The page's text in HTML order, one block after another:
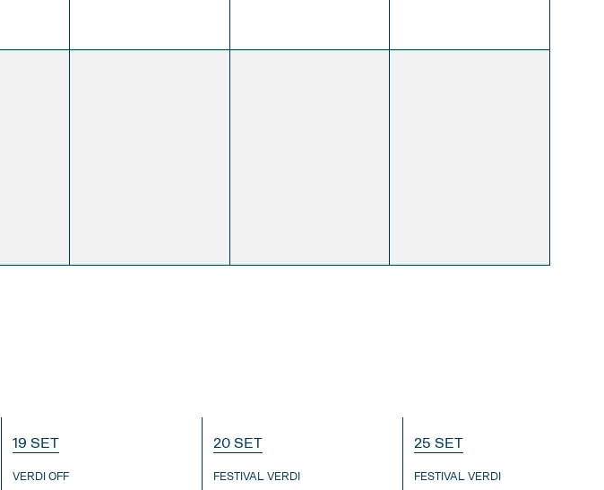
19 SET
VERDI OFF
20 SET
FESTIVAL VERDI
25 SET
FESTIVAL VERDI